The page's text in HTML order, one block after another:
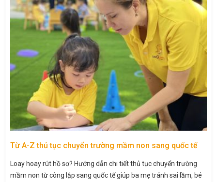
Từ A-Z thủ tục chuyển trường mầm non sang quốc tế
Loay hoay rút hồ sơ? Hướng dẫn chi tiết thủ tục chuyển trường
mầm non từ công lập sang quốc tế giúp ba mẹ tránh sai lầm, bé